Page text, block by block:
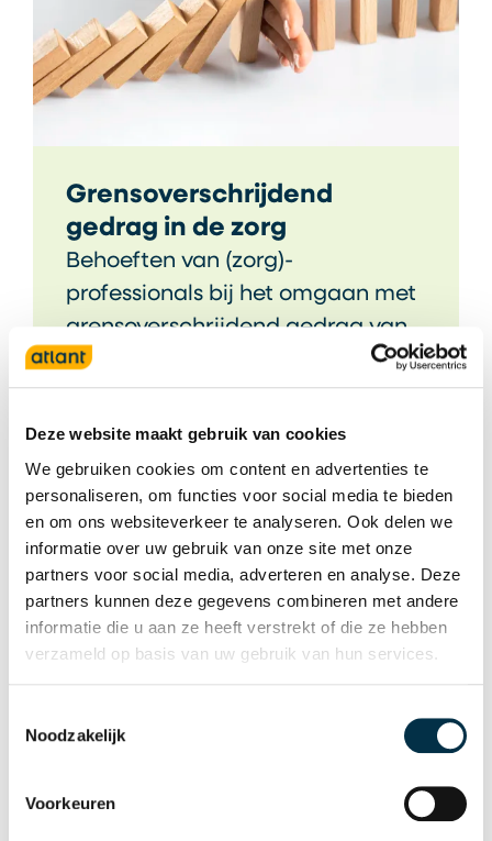
Deze website maakt gebruik van cookies
We gebruiken cookies om content en advertenties te
personaliseren, om functies voor social media te bieden
en om ons websiteverkeer te analyseren. Ook delen we
informatie over uw gebruik van onze site met onze
partners voor social media, adverteren en analyse. Deze
partners kunnen deze gegevens combineren met andere
informatie die u aan ze heeft verstrekt of die ze hebben
verzameld op basis van uw gebruik van hun services.
Noodzakelijk
Voorkeuren
Grensoverschrijdend
gedrag in de zorg
Behoeften van (zorg)-
professionals bij het omgaan met
grensoverschrijdend gedrag van
bewoners.
Lees meer
lekkere jas